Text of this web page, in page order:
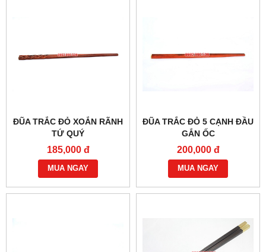
ĐŨA TRẮC ĐỎ XOẮN RÃNH
TỨ QUÝ
185,000 đ
MUA NGAY
ĐŨA TRẮC ĐỎ 5 CẠNH ĐẦU
GẮN ỐC
200,000 đ
MUA NGAY